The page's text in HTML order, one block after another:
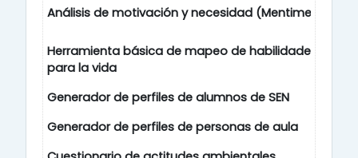
Análisis de motivación y necesidad (Mentimeter)
Herramienta básica de mapeo de habilidades
para la vida
Generador de perfiles de alumnos de SEN
Generador de perfiles de personas de aula